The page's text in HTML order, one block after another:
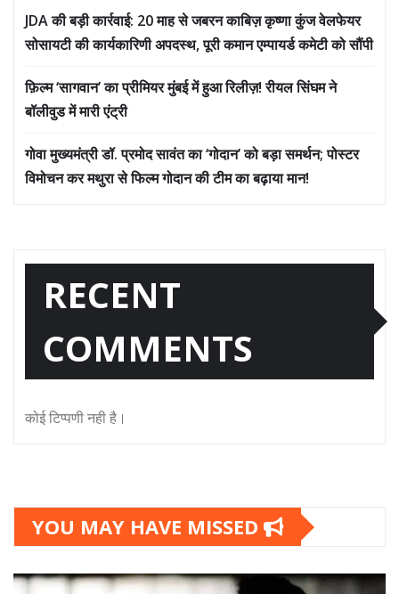
JDA की बड़ी कार्रवाई: 20 माह से जबरन काबिज़ कृष्णा कुंज वेलफेयर
सोसायटी की कार्यकारिणी अपदस्थ, पूरी कमान एम्पायर्ड कमेटी को सौंपी
फ़िल्म ‘सागवान’ का प्रीमियर मुंबई में हुआ रिलीज़! रीयल सिंघम ने
बॉलीवुड में मारी एंट्री
गोवा मुख्यमंत्री डॉ. प्रमोद सावंत का ‘गोदान’ को बड़ा समर्थन; पोस्टर
विमोचन कर मथुरा से फिल्म गोदान की टीम का बढ़ाया मान!
RECENT
COMMENTS
कोई टिप्पणी नही है।
YOU MAY HAVE MISSED